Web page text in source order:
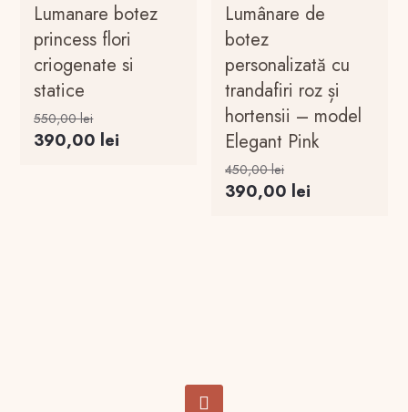
Lumanare botez
princess flori
criogenate si
statice
550,00lei
inițial
390,00 lei
Lumânare de
botez
personalizată cu
trandafiri roz și
hortensii – model
Elegant Pink
450,00lei
inițial
390,00 lei